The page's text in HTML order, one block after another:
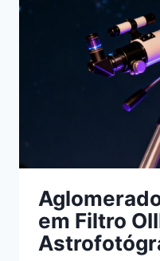
PARA
em Filtro